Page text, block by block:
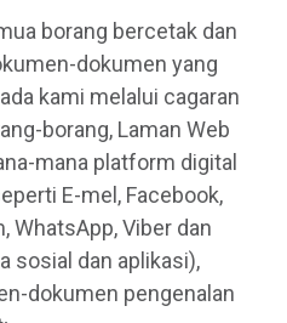
borang bercetak dan
dokumen yang
kami melalui cagaran
borang, Laman Web
mana platform digital
E-mel, Facebook,
WhatsApp, Viber dan
sosial dan aplikasi),
dokumen pengenalan